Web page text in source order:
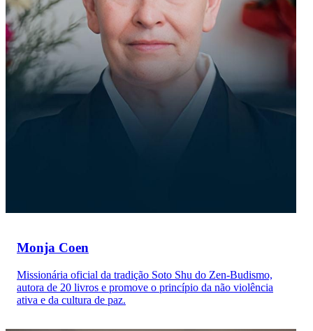
Monja Coen
Missionária oficial da tradição Soto Shu do Zen-Budismo,
autora de 20 livros e promove o princípio da não violência
ativa e da cultura de paz.